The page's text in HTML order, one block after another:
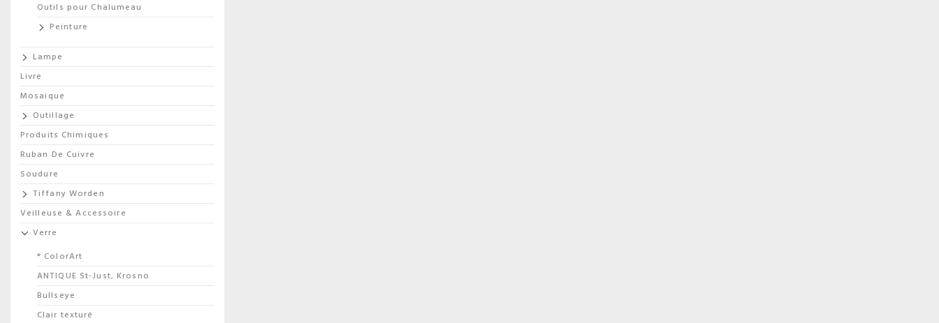
Outils pour Chalumeau
Peinture
Lampe
Livre
Mosaique
Outillage
Produits Chimiques
Ruban De Cuivre
Soudure
Tiffany Worden
Veilleuse & Accessoire
Verre
* ColorArt
ANTIQUE St-Just, Krosno
Bullseye
Clair texturé